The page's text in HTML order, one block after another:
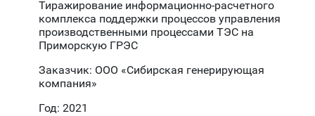
Тиражирование информационно-расчетного
комплекса поддержки процессов управления
производственными процессами ТЭС на
Приморскую ГРЭС
Заказчик: ООО «Сибирская генерирующая
компания»
Год: 2021